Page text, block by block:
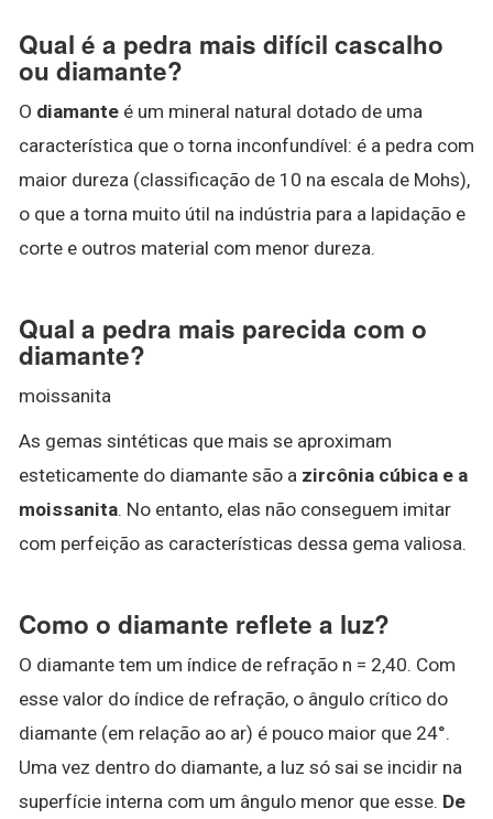
Qual é a pedra mais difícil cascalho
ou diamante?
O diamante é um mineral natural dotado de uma
característica que o torna inconfundível: é a pedra com
maior dureza (classificação de 10 na escala de Mohs),
o que a torna muito útil na indústria para a lapidação e
corte e outros material com menor dureza.
Qual a pedra mais parecida com o
diamante?
moissanita
As gemas sintéticas que mais se aproximam
esteticamente do diamante são a zircônia cúbica e a
moissanita. No entanto, elas não conseguem imitar
com perfeição as características dessa gema valiosa.
Como o diamante reflete a luz?
O diamante tem um índice de refração n = 2,40. Com
esse valor do índice de refração, o ângulo crítico do
diamante (em relação ao ar) é pouco maior que 24°.
Uma vez dentro do diamante, a luz só sai se incidir na
superfície interna com um ângulo menor que esse. De